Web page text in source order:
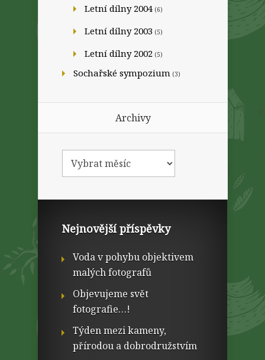
Letní dílny 2004 (6)
Letní dílny 2003 (5)
Letní dílny 2002 (5)
Sochařské sympozium (3)
Archivy
Nejnovější příspěvky
Voda v pohybu objektivem
malých fotografů
Objevujeme svět
fotografie…!
Týden mezi kameny,
přírodou a dobrodružstvím